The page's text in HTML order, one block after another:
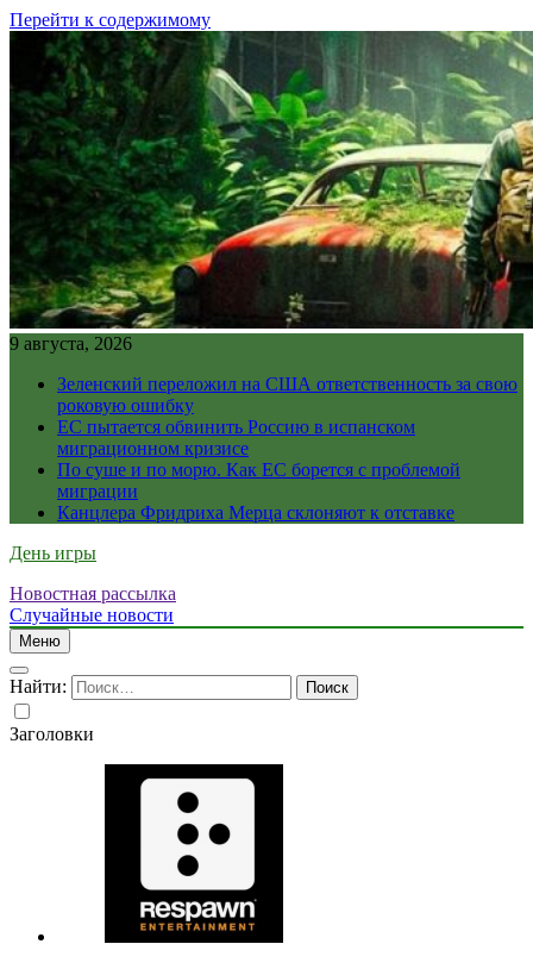
Перейти к содержимому
9 августа, 2026
Зеленский переложил на США ответственность за свою
роковую ошибку
ЕС пытается обвинить Россию в испанском
миграционном кризисе
По суше и по морю. Как ЕС борется с проблемой
миграции
Канцлера Фридриха Мерца склоняют к отставке
День игры
Новостная рассылка
Случайные новости
Меню
Найти:
Заголовки